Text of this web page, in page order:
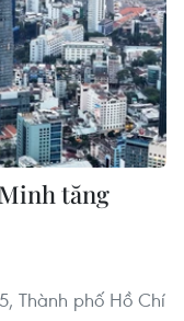
tăng
Thành phố Hồ Chí